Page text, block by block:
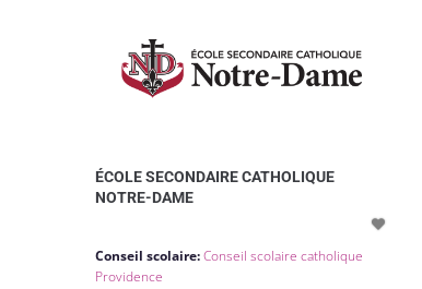
ÉCOLE SECONDAIRE CATHOLIQUE
NOTRE-DAME
Conseil scolaire:Conseil scolaire catholique
Providence